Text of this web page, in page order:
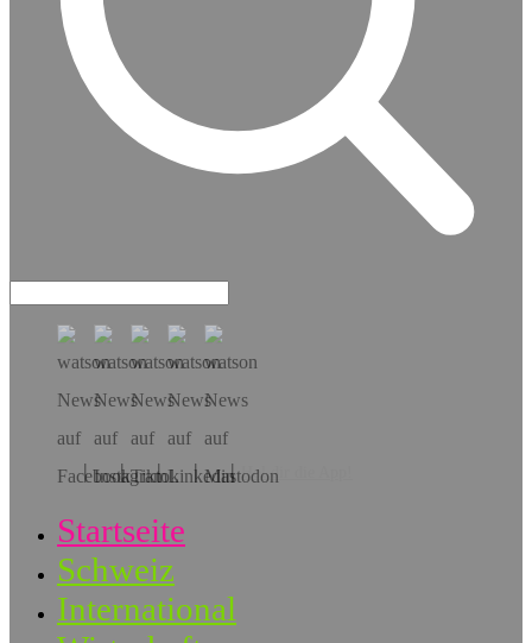
Hol dir die App!
Startseite
Schweiz
International